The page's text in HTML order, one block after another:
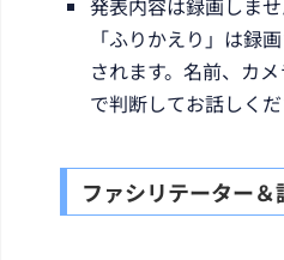
発表内容は録画しま
「ふりかえり」は録
されます。名前、カ
で判断してお話しくだ
ファシリテーター＆